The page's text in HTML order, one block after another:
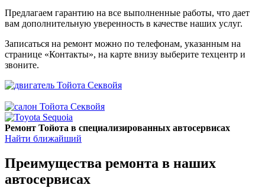
Предлагаем гарантию на все выполненные работы, что дает
вам дополнительную уверенность в качестве наших услуг.
Записаться на ремонт можно по телефонам, указанным на
странице «Контакты», на карте внизу выберите техцентр и
звоните.
Ремонт Тойота в специализированных автосервисах
Найти ближайший
Преимущества ремонта в наших
автосервисах